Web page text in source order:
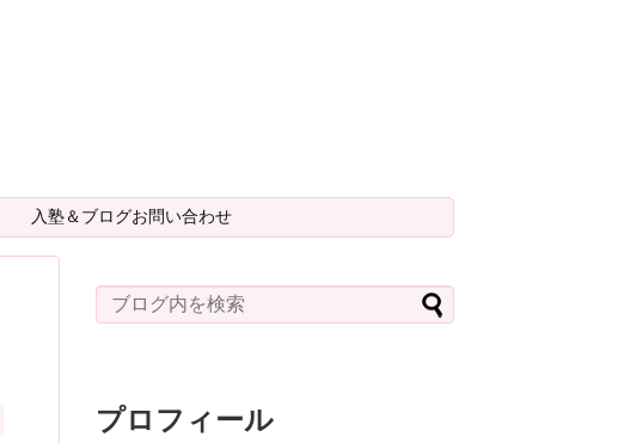
入塾＆ブログお問い合わせ
プロフィール